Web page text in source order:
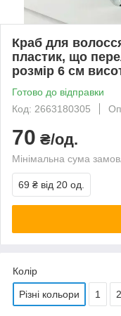
Краб для
пластик, що
розмір 6 см
Готово до відправки
Код: 2663180305
70 ₴/од.
Мінімальна сума
69 ₴ від 20 од.
Колір
Різні кольори 1 2